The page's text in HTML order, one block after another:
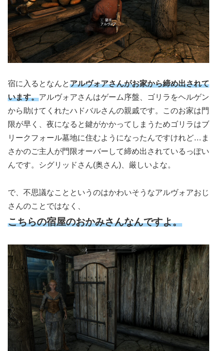
宿に入るとなんとアルヴォアさんがお家から締め出されて
います。アルヴォアさんはゲーム序盤、ゴリラをヘルゲン
から助けてくれたハドバルさんの親戚です。このお家は門
限が早く、夜になると鍵がかかってしまうためゴリラはブ
リークフォール墓地に住むようになったんですけれど…ま
さかのご主人が門限オーバーして締め出されているっぽい
んです。シグリッドさん(奥さん) 、厳しいよな。
で、不思議なことというのはかわいそうなアルヴォアおじ
さんのことではなく、
こちらの宿屋のおかみさんなんですよ。